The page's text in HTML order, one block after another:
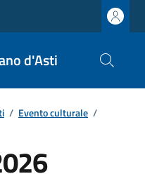
d'Asti
/ Evento culturale /